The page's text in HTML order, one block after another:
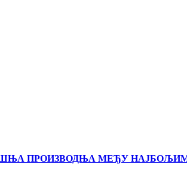
ПРОИЗВОДЊА МЕЂУ